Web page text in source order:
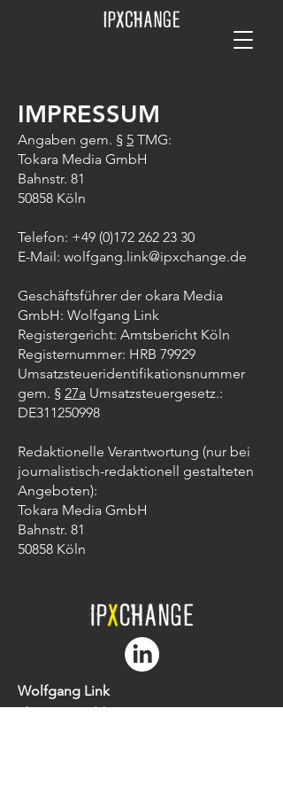
IMPRESSUM
Angaben gem. § 5 TMG:
Tokara Media GmbH
Bahnstr. 81
50858 Köln
Telefon: +49 (0)172 262 23 30
E-Mail: wolfgang.link@ipxchange.de
Geschäftsführer der okara Media
GmbH: Wolfgang Link
Registergericht: Amtsbericht Köln
Registernummer: HRB 79929
Umsatzsteueridentifikationsnummer
gem. § 27a Umsatzsteuergesetz.:
DE311250998
Redaktionelle Verantwortung (nur bei
journalistisch-redaktionell gestalteten
Angeboten):
Tokara Media GmbH
Bahnstr. 81
50858 Köln
Wolfgang Link
Phone: +49 (0)172 262 23 30